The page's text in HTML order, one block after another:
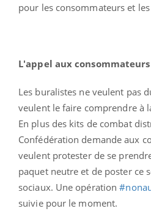
pour les consommateurs et
L'appel aux consommateurs
Les buralistes ne veulent pas
veulent le faire comprendre à
En plus des kits de combat
Confédération demande aux
veulent protester de se
paquet neutre et de poster ce
sociaux. Une opération
suivie pour le moment.